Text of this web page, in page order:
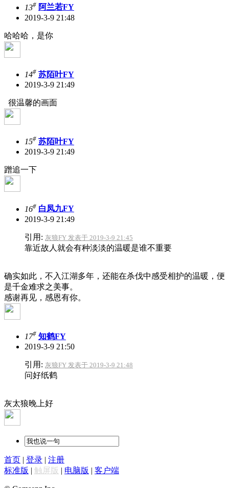
13# 阿兰若FY
2019-3-9 21:48
哈哈哈，是你
14# 苏陌叶FY
2019-3-9 21:49
很温馨的画面
15# 苏陌叶FY
2019-3-9 21:49
蹭追一下
16# 白凤九FY
2019-3-9 21:49
引用: 灰狼FY 发表于 2019-3-9 21:45
靠近故人就会有种淡淡的温暖是谁不重要
确实如此，不入江湖多年，还能在杀伐中感受相护的温暖，便
是千金难求之美事。
感谢再见，感恩有你。
17# 知鹤FY
2019-3-9 21:50
引用: 灰狼FY 发表于 2019-3-9 21:48
问好纸鹤
灰太狼晚上好
首页 | 登录 | 注册
标准版 | 触屏版 | 电脑版 | 客户端